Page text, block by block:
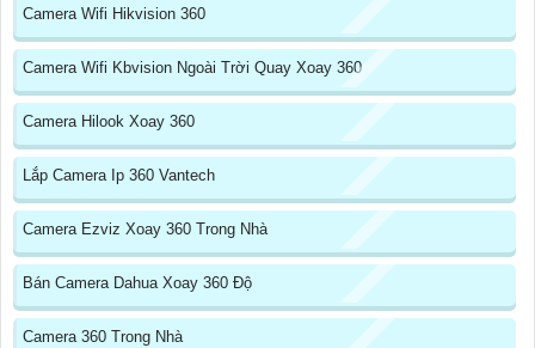
Camera Wifi Hikvision 360
Camera Wifi Kbvision Ngoài Trời Quay Xoay 360
Camera Hilook Xoay 360
Lắp Camera Ip 360 Vantech
Camera Ezviz Xoay 360 Trong Nhà
Bán Camera Dahua Xoay 360 Độ
Camera 360 Trong Nhà